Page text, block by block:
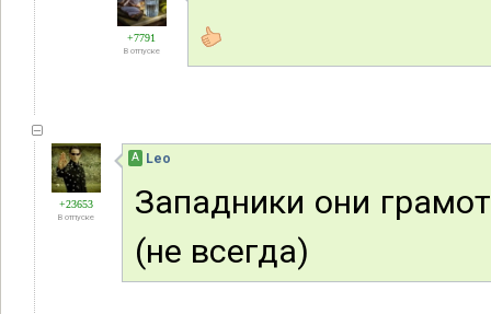
+7791
В отпуске
+23653
В отпуске
А Leo
Западники они
(не всегда)